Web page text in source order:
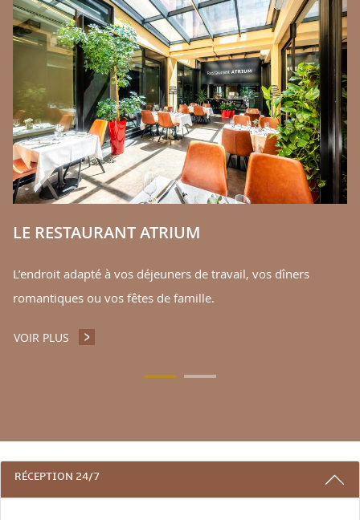
LE RESTAURANT ATRIUM
L’endroit adapté à vos déjeuners de travail, vos dîners
romantiques ou vos fêtes de famille.
VOIR PLUS LE RESTAURANT ATRIUM
3 RAISONS DE RESTER AVEC NOUS
RÉCEPTION 24/7